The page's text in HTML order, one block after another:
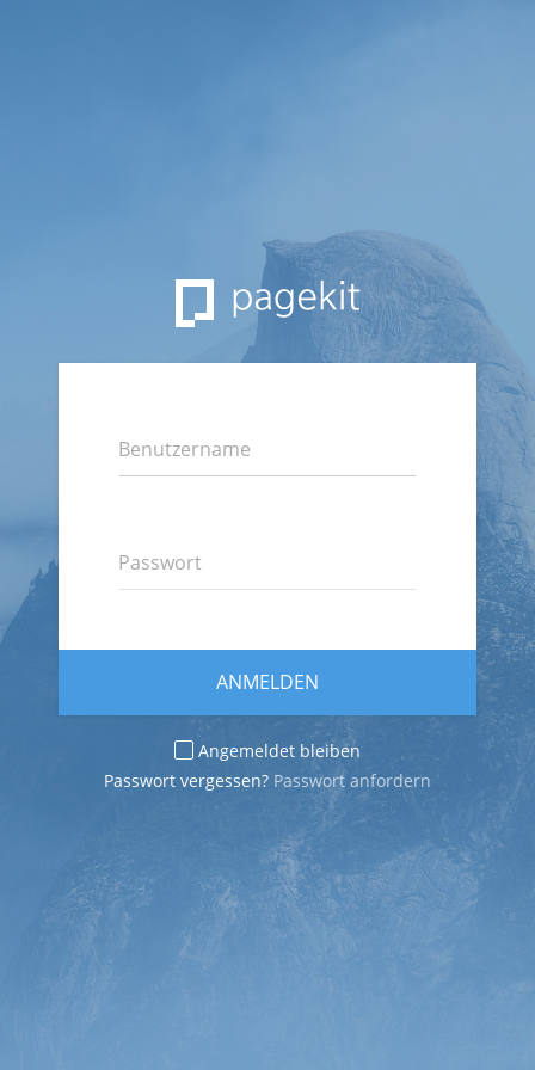
ANMELDEN
Angemeldet bleiben
Passwort vergessen? Passwort anfordern